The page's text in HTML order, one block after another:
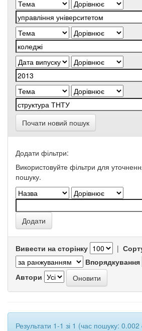
Почати новий пошук
Додати фільтри:
Використовуйте фільтри для
пошуку.
Вивести на сторінку |
Впорядкування
Автори
Результати 1-1 зі 1 (час пошуку: 0.002